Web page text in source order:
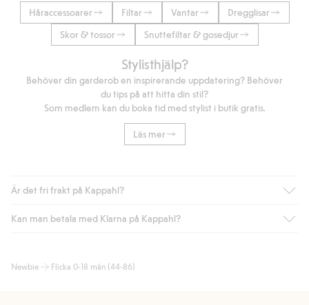
Håraccessoarer Filtar Vantar
Dregglisar
Skor & tossor
Snuttefiltar & gosedjur
Stylisthjälp?
Behöver din garderob en inspirerande uppdatering? Behöver
du tips på att hitta din stil?
Som medlem kan du boka tid med stylist i butik gratis.
Läs mer
Är det fri frakt på Kappahl?
Är du medlem i Kappahl Club har du alltid gratis frakt till butik
automatik efter du loggat in och identifierats som medlem.
Kan man betala med Klarna på Kappahl?
bland annat faktura och swish men även andra betalningssätt.
Newbie Flicka 0-18 mån (44-86)